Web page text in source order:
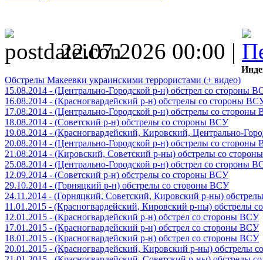
22.07.2026 00:00 |
Обстрелы Макеевки украинскими террористами (+ видео)
15.08.2014 - (Центрально-Городской р-н) обстрел со стороны
16.08.2014 - (Красногвардейский р-н) обстрелы со стороны
17.08.2014 - (Центрально-Городской р-н) обстрелы со стороны
18.08.2014 - (Советский р-н) обстрелы со стороны ВСУ
19.08.2014 - (Красногвардейский, Кировский, Центрально-
20.08.2014 - (Центрально-Городской р-н) обстрелы со стороны
21.08.2014 - (Кировский, Советский р-ны) обстрелы со
25.08.2014 - (Центрально-Городской р-н) обстрел со стороны
12.09.2014 - (Советский р-н) обстрелы со стороны ВСУ
29.10.2014 - (Горняцкий р-н) обстрелы со стороны ВСУ
24.11.2014 - (Горняцкий, Советский, Кировский р-ны)
11.01.2015 - (Красногвардейский, Кировский р-ны) обстрелы
12.01.2015 - (Красногвардейский р-н) обстрел со стороны ВСУ
17.01.2015 - (Красногвардейский р-н) обстрел со стороны ВСУ
18.01.2015 - (Красногвардейский р-н) обстрел со стороны ВСУ
20.01.2015 - (Красногвардейский, Кировский р-ны) обстрелы